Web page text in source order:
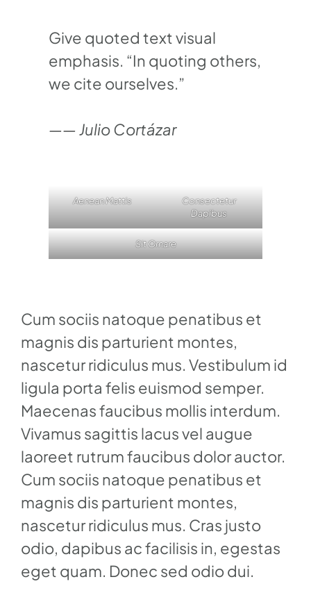
Give quoted text visual
emphasis. “In quoting others,
we cite ourselves.”
—— Julio Cortázar
Aenean Mattis
Consectetur
Dapibus
Sit Ornare
Cum sociis natoque penatibus et
magnis dis parturient montes,
nascetur ridiculus mus. Vestibulum id
ligula porta felis euismod semper.
Maecenas faucibus mollis interdum.
Vivamus sagittis lacus vel augue
laoreet rutrum faucibus dolor auctor.
Cum sociis natoque penatibus et
magnis dis parturient montes,
nascetur ridiculus mus. Cras justo
odio, dapibus ac facilisis in, egestas
eget quam. Donec sed odio dui.